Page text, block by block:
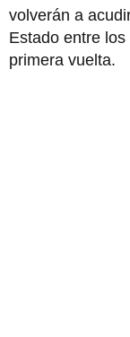
volverán a
Estado entre
primera vuelta.